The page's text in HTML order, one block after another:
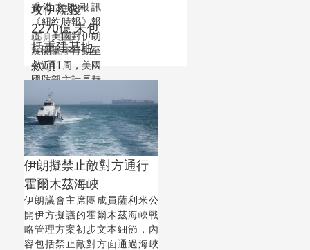
攻伊燒錢
2270億 未包
括重建基地
款項
香港文匯報訊
《紐約時報》報
道，美國對伊朗
展開軍事行動至
今近11周，美國
國防部主計長赫
斯特12日在國會
聽證會表示，伊
朗戰爭的成本增
至290億美元
（約2,270億港
元），較防長海
格塞斯約兩周前
的說法暴增40億
美元（約313億
港元）。
05月13日
22:28:54
伊朗擬禁止敵對方通行
霍爾木茲海峽
伊朗議會主席團成員薩利米公
開伊方擬議的霍爾木茲海峽戰
略管理方案初步文本細節，內
容包括禁止敵對方面通過海峽